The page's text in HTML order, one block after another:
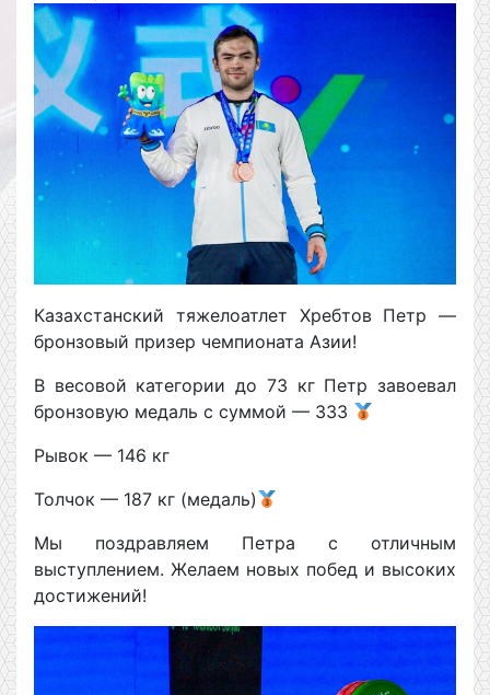
Казахстанский тяжелоатлет Хребтов Петр —
бронзовый призер чемпионата Азии!
В весовой категории до 73 кг Петр завоевал
бронзовую медаль с суммой — 333
Рывок — 146 кг
Толчок — 187 кг (медаль)
Мы поздравляем Петра с отличным
выступлением. Желаем новых побед и высоких
достижений!